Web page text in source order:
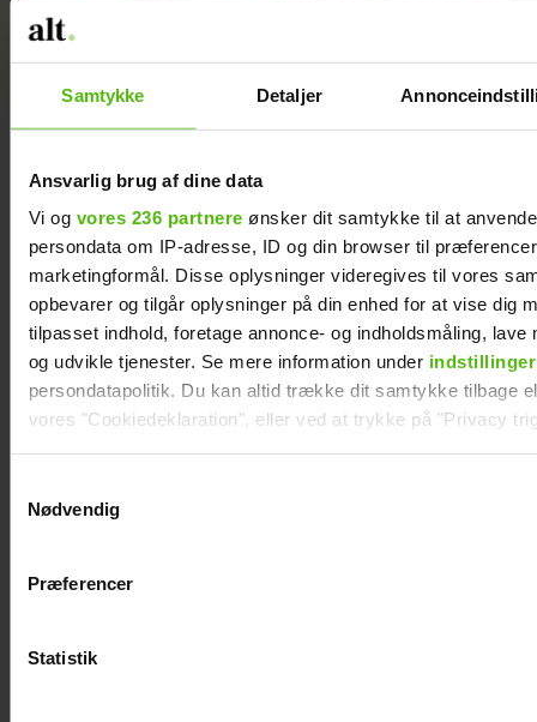
Samtykke Detaljer
Ansvarlig brug af dine data
Vi og vores 236 partnere ønsker dit samtykke til at
persondata om IP-adresse, ID og din browser til
marketingformål. Disse oplysninger videregives til vores
opbevarer og tilgår oplysninger på din enhed for at vise dig
tilpasset indhold, foretage annonce- og indholdsmåling, lave
og udvikle tjenester. Se mere information under indstillinger
persondatapolitik. Du kan altid trække dit samtykke tilbage
vores "Cookiedeklaration", eller ved at trykke på "Privacy
Vi anvender egne cookies og cookies fra tredjeparter til at
generere statistik og huske dine præferencer samt til brug
Nødvendig
Præferencer
Statistik
"Årgang 0"-stjerne indlagt: Deler nyt efter
operationen
Med i “Robinson”: Er hun Jeppe Ølgaards